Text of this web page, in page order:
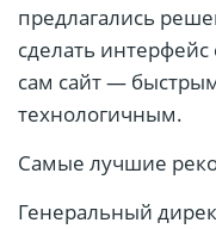
предлагались
сделать
сам сайт —
технологичным.
Самые лучшие
Генеральный